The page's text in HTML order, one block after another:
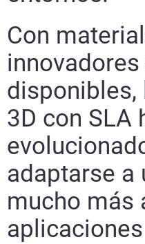
Con
innovadores
3D con SLA
adaptarse a
mucho más